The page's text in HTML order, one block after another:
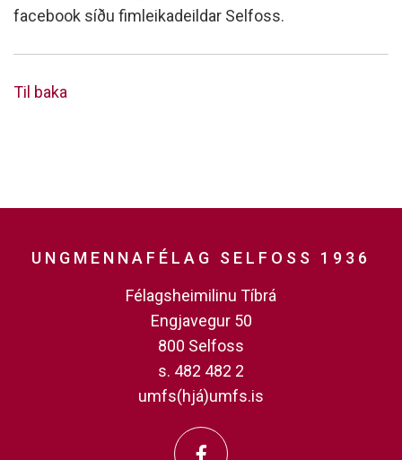
facebook síðu fimleikadeildar Selfoss.
Til baka
UNGMENNAFÉLAG SELFOSS 1936
Félagsheimilinu Tíbrá
Engjavegur 50
800 Selfoss
s. 482 482 2
umfs(hjá)umfs.is